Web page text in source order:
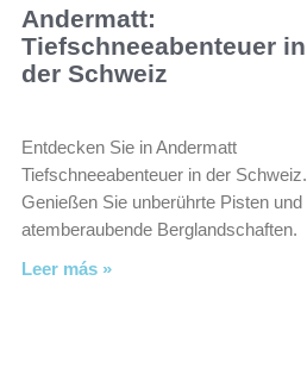
Andermatt:
Tiefschneeabenteuer in
der Schweiz
Entdecken Sie in Andermatt
Tiefschneeabenteuer in der Schweiz.
Genießen Sie unberührte Pisten und
atemberaubende Berglandschaften.
Leer más »